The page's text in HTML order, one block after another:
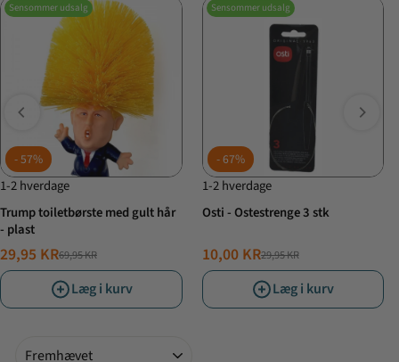
Sensommer udsalg
57%
1-2 hverdage
Trump toiletbørste med gult hår
- plast
NORMALPRIS
69,95 KR
TILBUDSPRIS
29,95 KR
Læg i kurv
Sensommer udsalg
67%
1-2 hverdage
Osti - Ostestrenge 3 stk
NORMALPRIS
29,95 KR
TILBUDSPRIS
10,00 KR
Læg i kurv